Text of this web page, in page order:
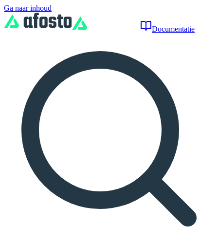
Ga naar inhoud
Documentatie